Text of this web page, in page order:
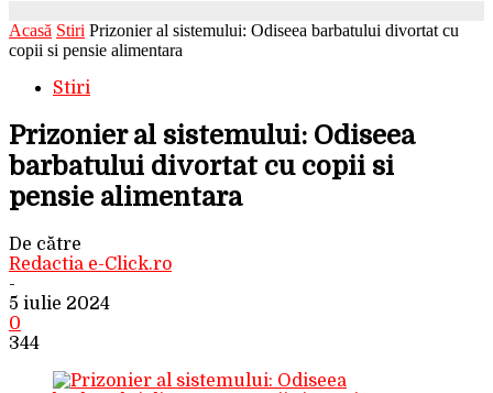
Acasă Stiri Prizonier al sistemului: Odiseea barbatului divortat cu
copii si pensie alimentara
Stiri
Prizonier al sistemului: Odiseea
barbatului divortat cu copii si
pensie alimentara
De către
Redactia e-Click.ro
-
5 iulie 2024
0
344